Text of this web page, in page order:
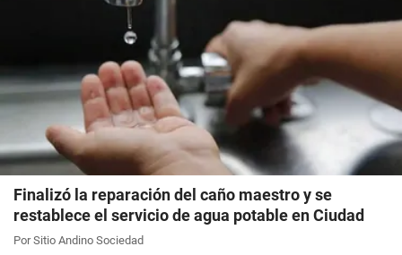
Finalizó la reparación del caño maestro y se
restablece el servicio de agua potable en Ciudad
Por Sitio Andino Sociedad